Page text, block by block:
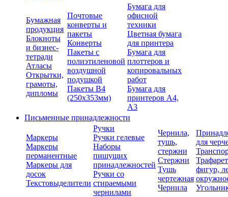
Бумажная
продукция
Блокноты
и бизнес-
тетради
Атласы
Открытки,
грамоты,
дипломы
Почтовые
конверты и
пакеты
Конверты
Пакеты с
полиэтиленовой
воздушной
подушкой
Пакеты В4
(250х353мм)
Бумага для
офисной
техники
Цветная бумага
для принтера
Бумага для
плоттеров и
копировальных
работ
Бумага для
принтеров А4,
А3
Письменные принадлежности
Маркеры
Маркеры
перманентные
Маркеры для
досок
Текстовыделители
Ручки
Ручки гелевые
Наборы
пишущих
принадлежностей
Ручки со
стираемыми
чернилами
Чернила,
тушь,
стержни
Стержни
Тушь
чертежная
Чернила
для
фигур,